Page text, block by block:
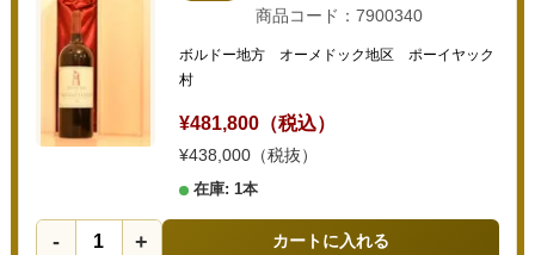
商品コード：7900340
ボルドー地方 オーメドック地区 ポーイヤック
村
¥481,800（税込）
¥438,000（税抜）
在庫: 1本
- + カートに入れる